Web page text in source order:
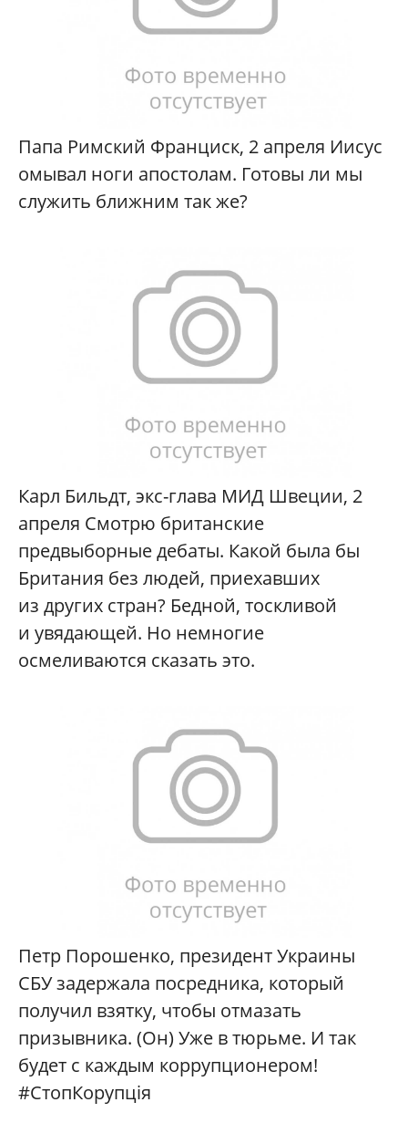
Папа Римский Франциск, 2 апреля Иисус
омывал ноги апостолам. Готовы ли мы
служить ближним так же?
Карл Бильдт, экс-глава МИД Швеции, 2
апреля Смотрю британские
предвыборные дебаты. Какой была бы
Британия без людей, приехавших
из других стран? Бедной, тоскливой
и увядающей. Но немногие
осмеливаются сказать это.
Петр Порошенко, президент Украины
СБУ задержала посредника, который
получил взятку, чтобы отмазать
призывника. (Он) Уже в тюрьме. И так
будет с каждым коррупционером!
#СтопКорупція